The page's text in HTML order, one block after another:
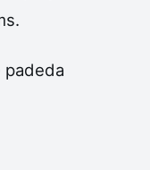
padeda